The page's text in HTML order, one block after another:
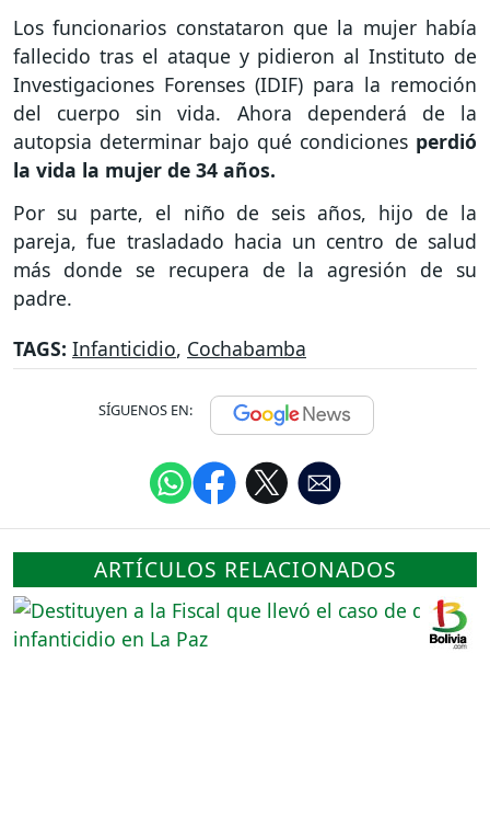
Los funcionarios constataron que la mujer había
fallecido tras el ataque y pidieron al Instituto de
Investigaciones Forenses (IDIF) para la remoción
del cuerpo sin vida. Ahora dependerá de la
autopsia determinar bajo qué condiciones perdió
la vida la mujer de 34 años.
Por su parte, el niño de seis años, hijo de la
pareja, fue trasladado hacia un centro de salud
más donde se recupera de la agresión de su
padre.
TAGS: Infanticidio, Cochabamba
SÍGUENOS EN:
ARTÍCULOS RELACIONADOS